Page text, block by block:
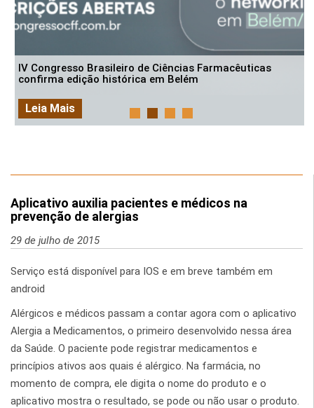
IV Congresso Brasileiro de Ciências Farmacêuticas
confirma edição histórica em Belém
Leia Mais
Aplicativo auxilia pacientes e médicos na
prevenção de alergias
29 de julho de 2015
Serviço está disponível para IOS e em breve também em
android
Alérgicos e médicos passam a contar agora com o aplicativo
Alergia a Medicamentos, o primeiro desenvolvido nessa área
da Saúde. O paciente pode registrar medicamentos e
princípios ativos aos quais é alérgico. Na farmácia, no
momento de compra, ele digita o nome do produto e o
aplicativo mostra o resultado, se pode ou não usar o produto.